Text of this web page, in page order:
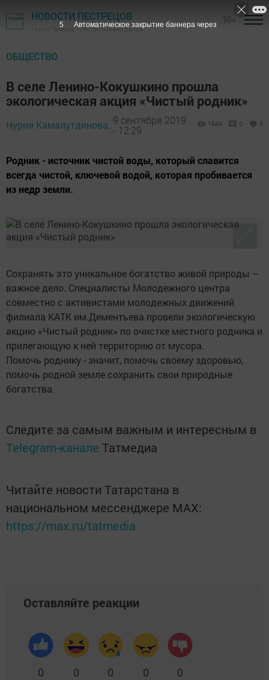
НОВОСТИ ПЕСТРЕЦОВ
Газета "Вперед" - Пестречинский район
ОБЩЕСТВО
В селе Ленино-Кокушкино прошла
экологическая акция «Чистый родник»
Нурия Камалутдинова, 9 сентября 2019
- 12:29
1844 0 0
Родник - источник чистой воды, который славится
всегда чистой, ключевой водой, которая пробивается
из недр земли.
Сохранять это уникальное богатство живой природы –
важное дело. Специалисты Молодежного центра
совместно с активистами молодежных движений
филиала КАТК им.Дементьева провели экологическую
акцию «Чистый родник» по очистке местного родника и
прилегающую к ней территорию от мусора.
Помочь роднику - значит, помочь своему здоровью,
помочь родной земле сохранить свои природные
богатства.
Следите за самым важным и интересным в
Telegram-канале Татмедиа
Читайте новости Татарстана в
национальном мессенджере MАХ:
https://max.ru/tatmedia
Оставляйте реакции
0 0 0 0 0
5 Автоматическое закрытие баннера через